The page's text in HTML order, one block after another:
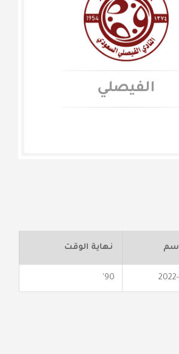
الفيصلي
نهاية الوقت
90'